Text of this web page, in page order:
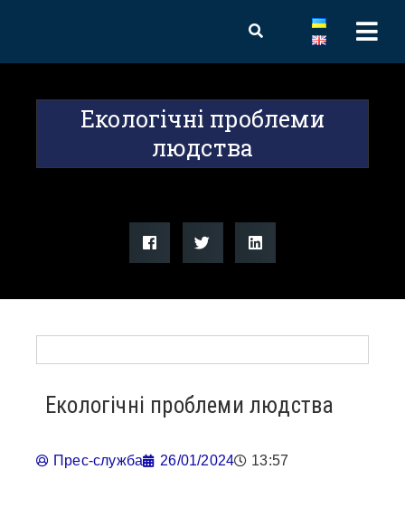
Екологічні проблеми
людства
Екологічні проблеми людства
Прес-служба 26/01/2024 13:57